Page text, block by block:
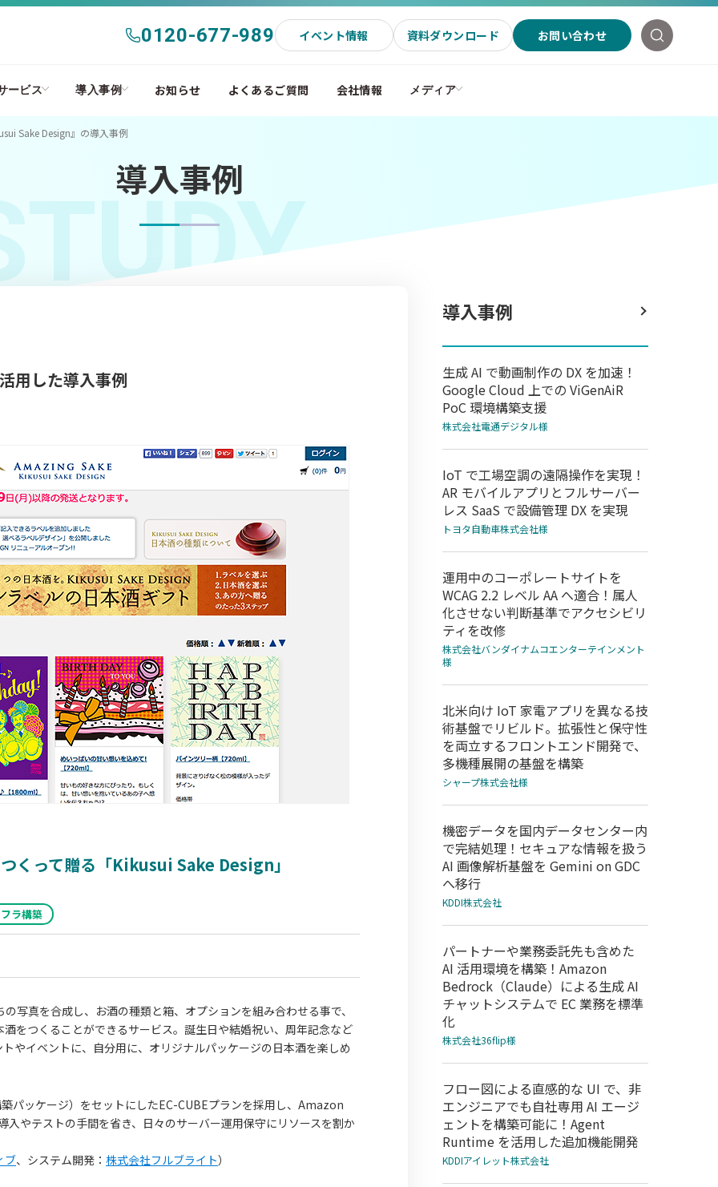
0120-677-989 イベント情報 資料ダウンロード お問い合わせ
ービス 導入事例 お知らせ よくあるご質問 会社情報 メディア
Sake Design』の導入事例
導入事例
用した導入事例
くって贈る「Kikusui Sake Design」
ラ構築
写真を合成し、お酒の種類と箱、オプションを組み合わせる事で、
をつくることができるサービス。誕生日や結婚祝い、周年記念など
やイベントに、自分用に、オリジナルパッケージの日本酒を楽しめ
パッケージ）をセットにしたEC-CUBEプランを採用し、Amazon
入やテストの手間を省き、日々のサーバー運用保守にリソースを割か
ブ、システム開発： 株式会社フルブライト）
導入事例
生成 AI で動画制作の DX を加速！
Google Cloud 上での ViGenAiR
PoC 環境構築支援
株式会社電通デジタル様
IoT で工場空調の遠隔操作を実現！
AR モバイルアプリとフルサーバー
レス SaaS で設備管理 DX を実現
トヨタ自動車株式会社様
運用中のコーポレートサイトを
WCAG 2.2 レベル AA へ適合！属人
化させない判断基準でアクセシビリ
ティを改修
株式会社バンダイナムコエンターテインメント
様
北米向け IoT 家電アプリを異なる技
術基盤でリビルド。拡張性と保守性
を両立するフロントエンド開発で、
多機種展開の基盤を構築
シャープ株式会社様
機密データを国内データセンター内
で完結処理！セキュアな情報を扱う
AI 画像解析基盤を Gemini on GDC
へ移行
KDDI株式会社
パートナーや業務委託先も含めた
AI 活用環境を構築！Amazon
Bedrock（Claude）による生成 AI
チャットシステムで EC 業務を標準
化
株式会社36flip様
フロー図による直感的な UI で、非
エンジニアでも自社専用 AI エージ
ェントを構築可能に！Agent
Runtime を活用した追加機能開発
KDDIアイレット株式会社